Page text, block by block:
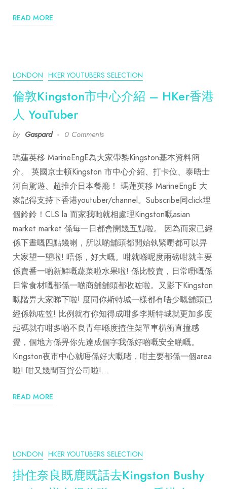
READ MORE
LONDON HKER YOUTUBERS SELECTION
倫敦Kingston市中心介紹 – HKer香港
人 YouTuber
by Gaspard 0 Comments
瑪蓮英移 MarineEngE為大家帶黎Kingston基本資料簡
介。 英國京士頓Kingston 市中心介紹、打卡位、泰晤士
河自駕遊、超推介日本餐廳！ 瑪蓮英移 MarineEngE 大
家記得支持下香港youtuber/channel。Subscribe同click埋
個鈴鈴！CLS la 而家我哋就相處理Kingston嘅asian
market market 係每一日都會開幾五點啦。 因為而家已經
係下晝嘅四點幾喇，所以啲舖頭都開始執緊嘢都可以畀
大家望一望啦! 唔係，好大嘅。咁就喺呢度兩磅咁就主要
係賣番一啲新鮮嘅蔬菜啦水果啦! 係比較賣，日常嘢嘅係
日常食材嘅都係一啲商舖舖頭都收咗啦。又影下Kingston
嘅階畀大家睇下啦! 度同你斯特城一樣都有唔少嘅舖頭已
經係執咗笠! 比例就冇你知得成咁多李斯特城就更加多度
起碼就冇咁多啲不良青年喺度揸住架單車橫衝直撞感
覺，個地方係畀你先達成個字我係好啲嘅安全啲嘅。
Kingston夜市中心就唔係好大嘅啫，咁主要都係一個area
啦! 咁又幾間百貨公司啦!…
READ MORE
LONDON HKER YOUTUBERS SELECTION
掛住奈良既鹿既話去Kingston Bushy